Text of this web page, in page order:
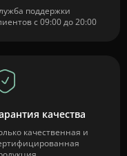
поддержки
с 09:00 до 20:00
качества
качественная и